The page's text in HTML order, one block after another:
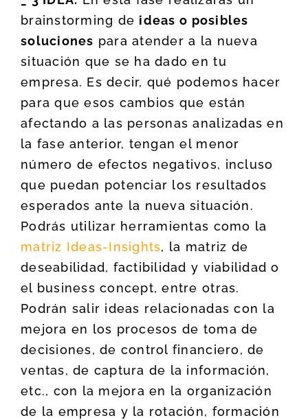
brainstorming de ideas o posibles
soluciones para atender a la nueva
situación que se ha dado en tu
empresa. Es decir, qué podemos hacer
para que esos cambios que están
afectando a las personas analizadas en
la fase anterior, tengan el menor
número de efectos negativos, incluso
que puedan potenciar los resultados
esperados ante la nueva situación.
Podrás utilizar herramientas como la
matriz Ideas-Insights, la matriz de
deseabilidad, factibilidad y viabilidad o
el business concept, entre otras.
Podrán salir ideas relacionadas con la
mejora en los procesos de toma de
decisiones, de control financiero, de
ventas, de captura de la información,
etc., con la mejora en la organización
de la empresa y la rotación, formación